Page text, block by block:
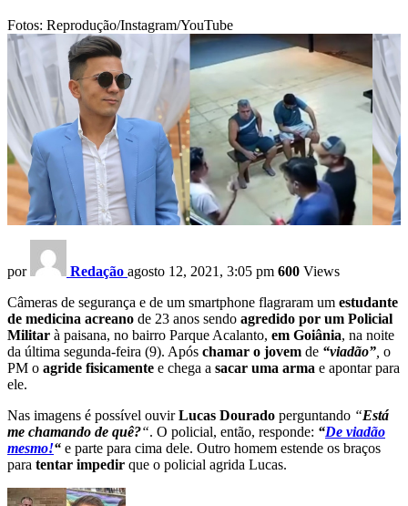
Fotos: Reprodução/Instagram/YouTube
por Redação agosto 12, 2021, 3:05 pm 600 Views
Câmeras de segurança e de um smartphone flagraram um estudante
de medicina acreano de 23 anos sendo agredido por um Policial
Militar à paisana, no bairro Parque Acalanto, em Goiânia, na noite
da última segunda-feira (9). Após chamar o jovem de “viadão” o
PM o agride fisicamente e chega a sacar uma arma e apontar para
ele.
Nas imagens é possível ouvirLucas Dourado perguntando “Está
me chamando de quê?“. O policial, então, responde: “De viadão
mesmo!“ e parte para cima dele. Outro homem estende os braços
para tentar impedir que o policial agrida Lucas.